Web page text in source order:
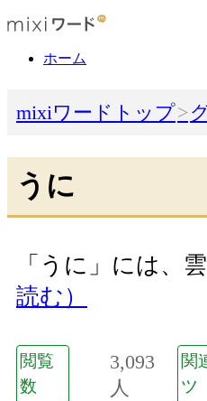
ホーム
mixiワードトップ
うに
「うに」には、
読む）
閲覧
数
3,093
人
関
ツ